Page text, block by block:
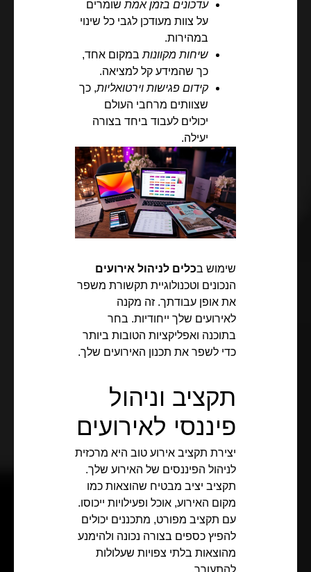
עדכונים בזמן אמת שומרים
על צוות מעודכן לגבי כל שינוי
במהירות.
שיחות מקוונות במקום אחד,
כך שהמידע קל למציאה.
קידום פגישות וירטואליות, כך
שצוותים מרחבי העולם
יכולים לעבוד ביחד בצורה
יעילה.
שימוש בכלים לניהול אירועים
הנכונים וטכנולוגיית תקשורת משפר
את אופן עבודתך. זה מקנה
לאירועים שלך ייחודיות. בחר
בתוכנה ואפליקציות הטובות ביותר
כדי לשפר את תכנון האירועים שלך.
תקציב וניהול
פיננסי לאירועים
יצירת תקציב אירוע טוב היא מרכזית
לניהול הפיננסים של האירוע שלך.
תקציב יציב מבטיח שהוצאות כמו
מקום האירוע, אוכל ופעילויות ייכוסו.
עם תקציב מפורט, מתכננים יכולים
להפיץ כספים בצורה נכונה ולהימנע
מהוצאות בלתי צפויות שעלולות